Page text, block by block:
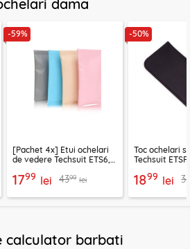
dama
-59%
[Pachet 4x] Etui ochelari
de vedere Techsuit ETS6,
1799 lei 4399 lei
-50%
Toc ochelari
Techsuit
1899 lei
calculator barbati